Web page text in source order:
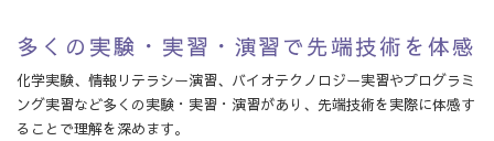
多くの実験・実習・演習で先端技術を体感
化学実験、情報リテラシー演習、バイオテクノロジー実習やプログラミ
ング実習など多くの実験・実習・演習があり、先端技術を実際に体感す
ることで理解を深めます。